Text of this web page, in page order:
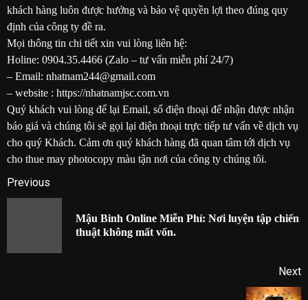
khách hàng luôn được hưởng và bảo vệ quyền lợi theo đúng quy
định của công ty đề ra.
Mọi thông tin chi tiết xin vui lòng liên hệ:
Holine: 0904.35.4466 (Zalo – tư vấn miễn phí 24/7)
– Email: nhatnam244@gmail.com
– website : https://nhatnamjsc.com.vn
Quý khách vui lòng để lại Email, số điện thoại để nhận được nhận
báo giá và chúng tôi sẽ gọi lại điện thoại trực tiếp tư vấn về dịch vụ
cho quý Khách. Cảm ơn quý khách hàng đã quan tâm tới dịch vụ
cho thue may photocopy màu tận nơi của công ty chúng tôi.
Post
navigation
Previous
Mậu Binh Online Miễn Phí: Nơi luyện tập chiến
thuật không mất vốn.
Next